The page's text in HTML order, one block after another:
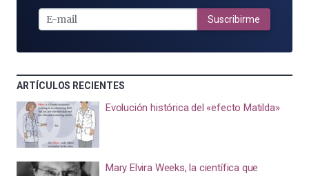
MAIL
Suscribirme
ARTÍCULOS RECIENTES
Evolución histórica del «efecto Matilda»
Mary Elvira Weeks, la científica que